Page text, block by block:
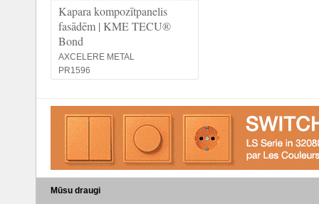
Kapara kompozītpanelis
fasādēm | KME TECU®
Bond
AXCELERE METAL
PR1596
Mūsu draugi